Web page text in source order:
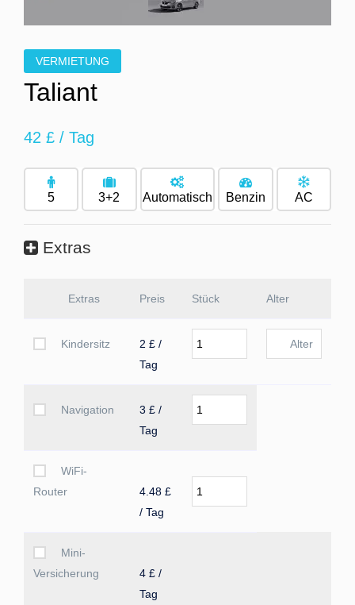
VERMIETUNG
Taliant
42 £ / Tag
5 3+2 Automatisch Benzin AC
Extras
Extras Preis Stück Alter
Kindersitz
2 £ /
Tag
Navigation
3 £ /
Tag
WiFi-
Router
4.48 £
/ Tag
Mini-
Versicherung
4 £ /
Tag